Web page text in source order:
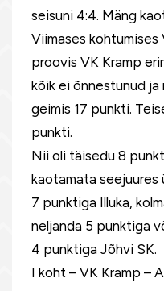
seisuni 4:4. Mäng
Viimases kohtumises
proovis VK Kramp
kõik ei õnnestunud ja
geimis 17 punkti.
punkti.
Nii oli täisedu 8
kaotamata seejuures
7 punktiga Illuka,
neljanda 5 punktiga
4 punktiga Jõhvi SK.
I koht – VK Kramp –